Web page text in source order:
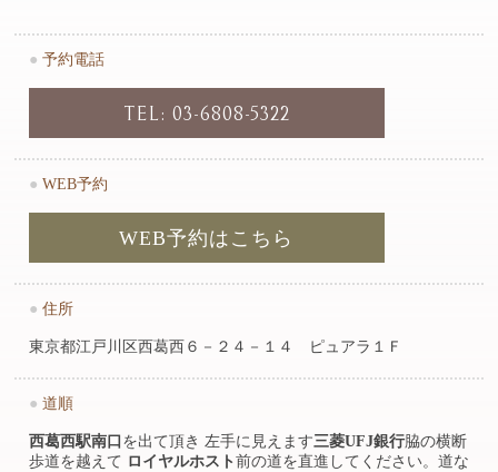
● 予約電話
TEL: 03-6808-5322
● WEB予約
WEB予約はこちら
● 住所
東京都江戸川区西葛西６－２４－１４ ピュアラ１Ｆ
● 道順
西葛西駅南口 を出て頂き 左手に見えます三菱UFJ銀行脇の横断
歩道を越えて ロイヤルホスト前の道を直進してください。道な